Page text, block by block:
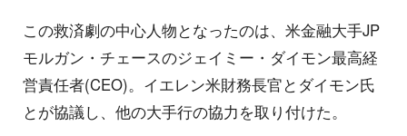
この救済劇の中心人物となったのは、米金融大手JP
モルガン・チェースのジェイミー・ダイモン最高経
営責任者(CEO)。イエレン米財務長官とダイモン氏
とが協議し、他の大手行の協力を取り付けた。